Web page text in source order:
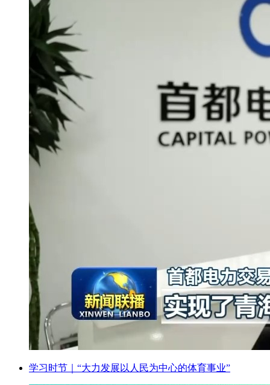
学习时节｜“大力发展以人民为中心的体育事业”